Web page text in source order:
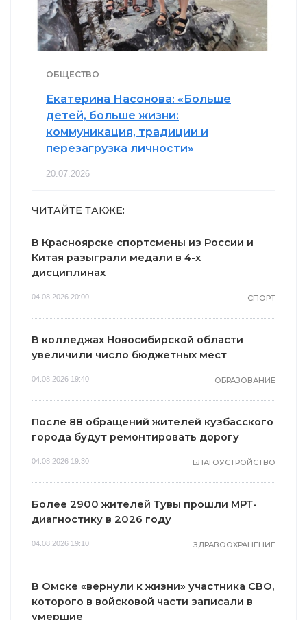
ОБЩЕСТВО
Екатерина Насонова: «Больше
детей, больше жизни:
коммуникация, традиции и
перезагрузка личности»
20.07.2026
ЧИТАЙТЕ ТАКЖЕ:
В Красноярске спортсмены из России и
Китая разыграли медали в 4-х
дисциплинах
04.08.2026 20:00 СПОРТ
В колледжах Новосибирской области
увеличили число бюджетных мест
04.08.2026 19:40 ОБРАЗОВАНИЕ
После 88 обращений жителей кузбасского
города будут ремонтировать дорогу
04.08.2026 19:30 БЛАГОУСТРОЙСТВО
Более 2900 жителей Тувы прошли МРТ-
диагностику в 2026 году
04.08.2026 19:10 ЗДРАВООХРАНЕНИЕ
В Омске «вернули к жизни» участника СВО,
которого в войсковой части записали в
умершие